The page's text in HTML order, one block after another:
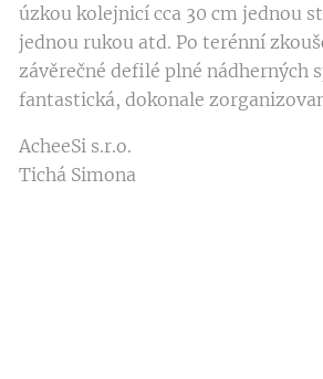
úzkou kolejnicí cca 30 cm jednou
jednou rukou atd. Po terénní
závěrečné defilé plné nádherných
fantastická, dokonale
AcheeSi s.r.o.
Tichá Simona